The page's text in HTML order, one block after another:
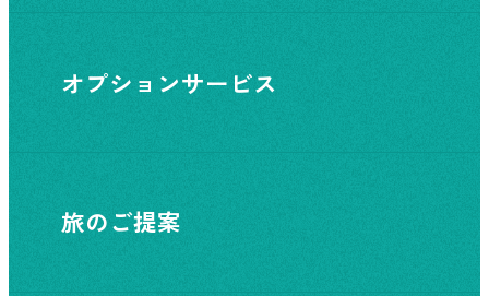
オプションサービス
旅のご提案